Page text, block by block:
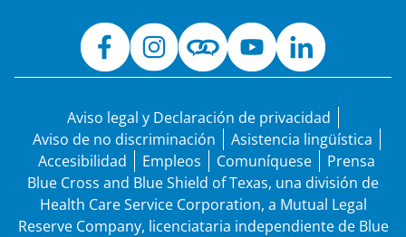
Aviso legal y Declaración de privacidad
Aviso de no discriminación
Asistencia lingüística
Accesibilidad
Empleos Comuníquese
Prensa
Blue Cross and Blue Shield of Texas, una división de
Health Care Service Corporation, a Mutual Legal
Reserve Company, licenciataria independiente de Blue